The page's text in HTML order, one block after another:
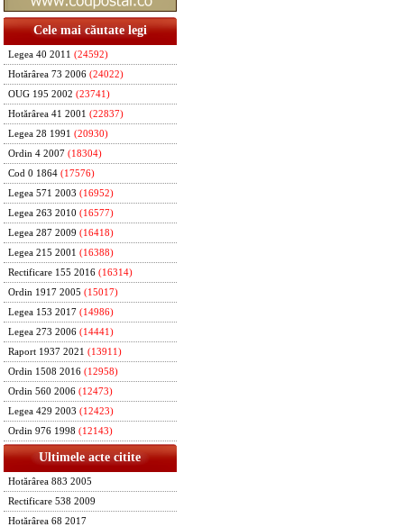
Cele mai căutate legi
Legea 40 2011 (24592)
Hotărârea 73 2006 (24022)
OUG 195 2002 (23741)
Hotărârea 41 2001 (22837)
Legea 28 1991 (20930)
Ordin 4 2007 (18304)
Cod 0 1864 (17576)
Legea 571 2003 (16952)
Legea 263 2010 (16577)
Legea 287 2009 (16418)
Legea 215 2001 (16388)
Rectificare 155 2016 (16314)
Ordin 1917 2005 (15017)
Legea 153 2017 (14986)
Legea 273 2006 (14441)
Raport 1937 2021 (13911)
Ordin 1508 2016 (12958)
Ordin 560 2006 (12473)
Legea 429 2003 (12423)
Ordin 976 1998 (12143)
Ultimele acte citite
Hotărârea 883 2005
Rectificare 538 2009
Hotărârea 68 2017